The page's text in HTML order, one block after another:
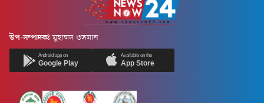
উপ-সম্পাদকঃ মুহাম্মদ ওসমান
Android app on
Google Play
Available on the
App Store